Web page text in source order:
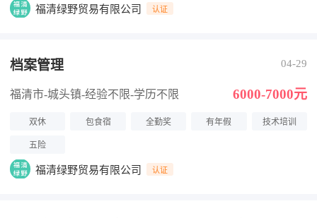
福清绿野贸易有限公司 认证
档案管理 04-29
福清市-城头镇-经验不限-学历不限 6000-7000元
双休 包食宿 全勤奖 有年假 技术培训
五险
福清绿野贸易有限公司 认证